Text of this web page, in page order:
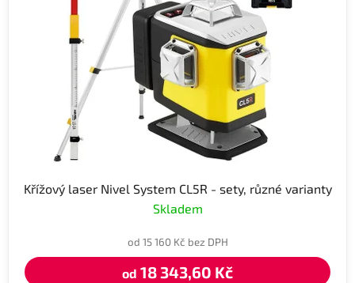
Křížový laser Nivel System CL5R - sety, různé varianty
Skladem
od 15 160 Kč bez DPH
od 18 343,60 Kč